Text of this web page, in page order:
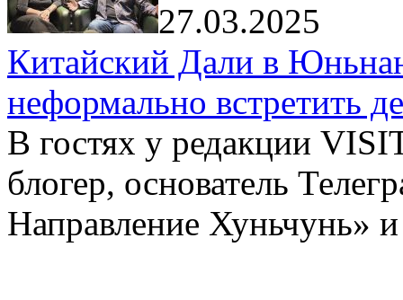
27.03.2025
Китайский Дали в
неформально встретить
В гостях у редакции
блогер, основатель
Направление Хуньчунь»